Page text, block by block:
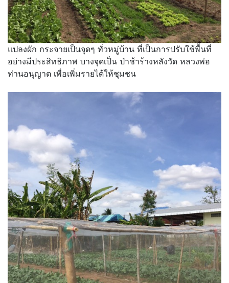
แปลงผัก กระจายเป็นจุดๆ ทั่วหมู่บ้าน ที่เป็นการปรับใช้พื้นที่
อย่างมีประสิทธิภาพ บางจุดเป็น ป่าช้าร้างหลังวัด หลวงพ่อ
ท่านอนุญาต เพื่อเพิ่มรายได้ให้ชุมชน